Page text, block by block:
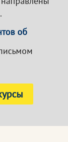
об